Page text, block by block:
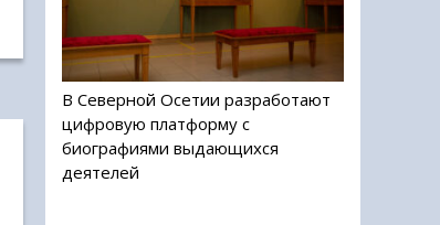
В Северной Осетии разработают
цифровую платформу с
биографиями выдающихся
деятелей